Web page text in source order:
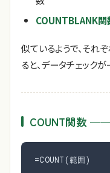
COUNTBLANK関
似ているようで、それ
ると、データチェック
COUNT関数
=COUNT(範囲)